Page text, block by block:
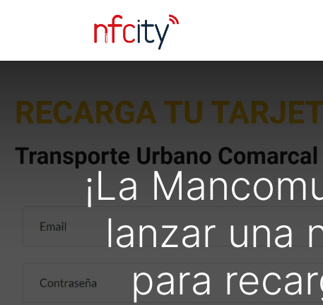
¡La
lanzar una
para